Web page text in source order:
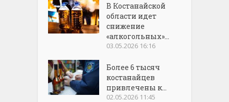
В Костанайской
области идет
снижение
«алкогольных»...
03.05.2026 16:16
Более 6 тысяч
костанайцев
привлечены к...
02.05.2026 11:45